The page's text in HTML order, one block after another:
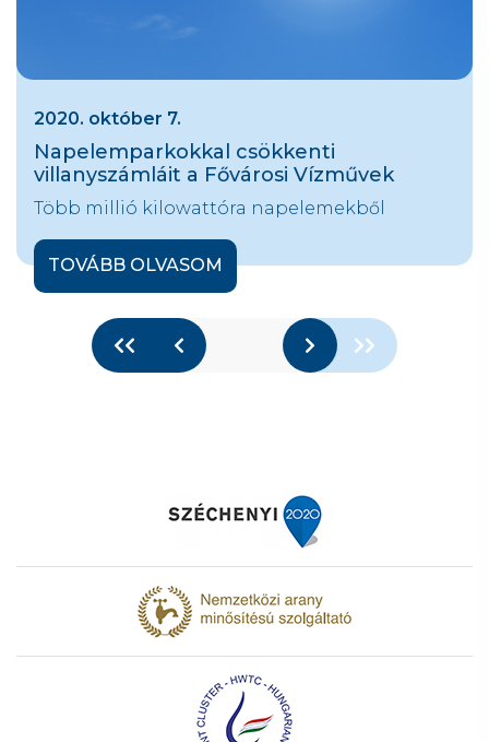
2020. október 7.
Napelemparkokkal csökkenti
villanyszámláit a Fővárosi Vízművek
Több millió kilowattóra napelemekből
TOVÁBB OLVASOM